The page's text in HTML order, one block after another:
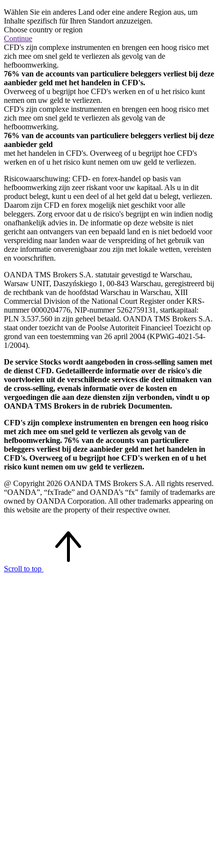
Wählen Sie ein anderes Land oder eine andere Region aus, um
Inhalte spezifisch für Ihren Standort anzuzeigen.
Choose country or region
Continue
CFD's zijn complexe instrumenten en brengen een hoog risico met
zich mee om snel geld te verliezen als gevolg van de
hefboomwerking.
76% van de accounts van particuliere beleggers verliest bij deze
aanbieder geld met het handelen in CFD's.
Overweeg of u begrijpt hoe CFD's werken en of u het risico kunt
nemen om uw geld te verliezen.
CFD's zijn complexe instrumenten en brengen een hoog risico met
zich mee om snel geld te verliezen als gevolg van de
hefboomwerking.
76% van de accounts van particuliere beleggers verliest bij deze
aanbieder geld
met het handelen in CFD's. Overweeg of u begrijpt hoe CFD's
werken en of u het risico kunt nemen om uw geld te verliezen.
Risicowaarschuwing: CFD- en forex-handel op basis van
hefboomwerking zijn zeer riskant voor uw kapitaal. Als u in dit
product belegt, kunt u een deel of al het geld dat u belegt, verliezen.
Daarom zijn CFD en forex mogelijk niet geschikt voor alle
beleggers. Zorg ervoor dat u de risico's begrijpt en win indien nodig
onafhankelijk advies in. De informatie op deze website is niet
gericht aan ontvangers van een bepaald land en is niet bedoeld voor
verspreiding naar landen waar de verspreiding of het gebruik van
deze informatie onverenigbaar zou zijn met lokale wetten, vereisten
en voorschriften.
OANDA TMS Brokers S.A. statutair gevestigd te Warschau,
Warsaw UNIT, Daszyńskiego 1, 00-843 Warschau, geregistreerd bij
de rechtbank van de hoofdstad Warschau in Warschau, XIII
Commercial Division of the National Court Register onder KRS-
nummer 0000204776, NIP-nummer 5262759131, startkapitaal:
PLN 3.537.560 in zijn geheel betaald. OANDA TMS Brokers S.A.
staat onder toezicht van de Poolse Autoriteit Financieel Toezicht op
grond van een toestemming van 26 april 2004 (KPWiG-4021-54-
1/2004).
De service Stocks wordt aangeboden in cross-selling samen met
de dienst CFD. Gedetailleerde informatie over de risico's die
voortvloeien uit de verschillende services die deel uitmaken van
de cross-selling, evenals informatie over de kosten en
vergoedingen die aan deze diensten zijn verbonden, vindt u op
OANDA TMS Brokers in de rubriek Documenten.
CFD's zijn complexe instrumenten en brengen een hoog risico
met zich mee om snel geld te verliezen als gevolg van de
hefboomwerking. 76% van de accounts van particuliere
beleggers verliest bij deze aanbieder geld met het handelen in
CFD's. Overweeg of u begrijpt hoe CFD's werken en of u het
risico kunt nemen om uw geld te verliezen.
@ Copyright 2026 OANDA TMS Brokers S.A. All rights reserved.
“OANDA”, “fxTrade” and OANDA’s “fx” family of trademarks are
owned by OANDA Corporation. All other trademarks appearing on
this website are the property of their respective owner.
Scroll to top